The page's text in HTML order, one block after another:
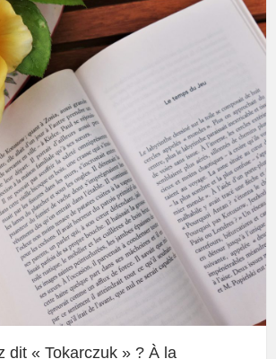
dit « Tokarczuk » ? À la